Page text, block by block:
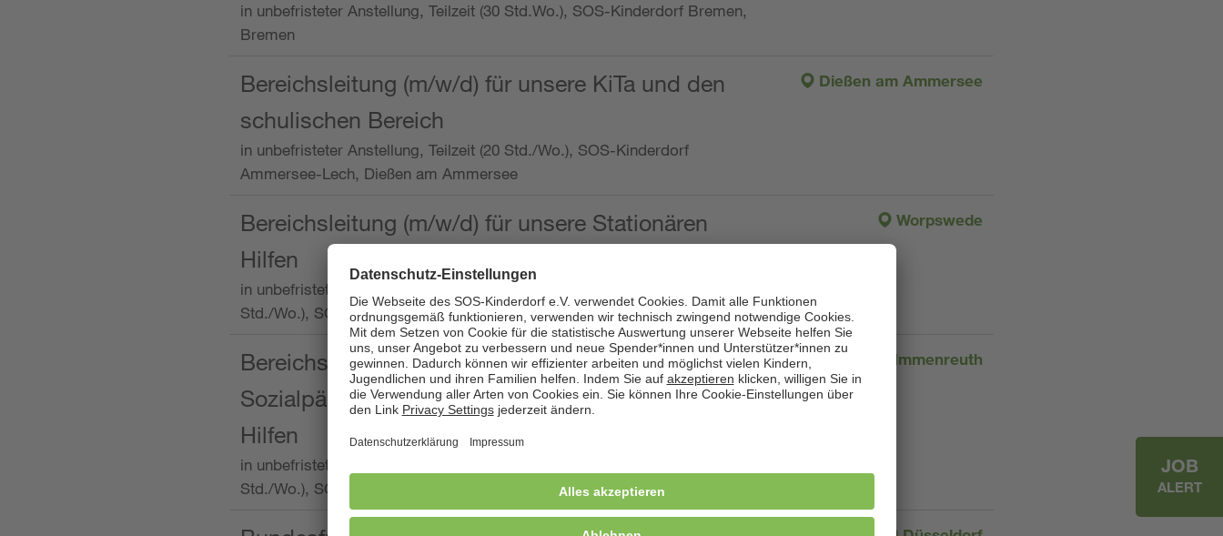
in unbefristeter Anstellung, Teilzeit (30 Std.Wo.), SOS-Kinderdorf Bremen,
Bremen
Bereichsleitung (m/w/d) für unsere KiTa und den
schulischen Bereich
in unbefristeter Anstellung, Teilzeit (20 Std./Wo.), SOS-Kinderdorf
Ammersee-Lech, Dießen am Ammersee
Dießen am Ammersee
Bereichsleitung (m/w/d) für unsere Stationären
Hilfen
in unbefristeter Anstellung, Vollzeit oder Teilzeit (mind. 30 - max. 38,5
Std./Wo.), SOS-Kinderdorf Worpswede,
Worpswede
Bereichsleitung mit der Qualifikation als
Sozialpädagogin (m/w/d) und die Ambulanten
Hilfen
in unbefristeter Anstellung, Vollzeit oder Teilzeit (min. 34 bis max. 38,5
Std./Wo.), SOS-Kinderdorf Oberpfalz, Immenreuth
Immenreuth
JOB
ALERT